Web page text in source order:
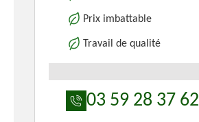
Prix imbattable
Travail de qualité
03 59 28 37 62